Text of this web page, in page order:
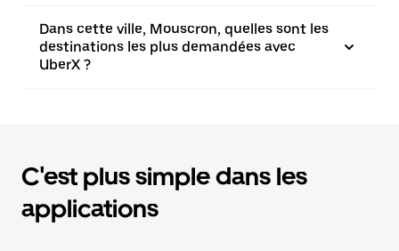
Dans cette ville, Mouscron, quelles sont les
destinations les plus demandées avec
UberX ?
C'est plus simple dans les
applications